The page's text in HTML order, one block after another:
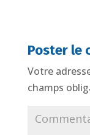
Poster le
Votre
champs